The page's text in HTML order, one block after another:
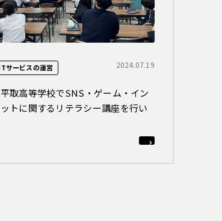
サービスの運営 2024.07.19
取高等学校でSNS・ゲーム・イン
トに関するリテラシー講座を行い